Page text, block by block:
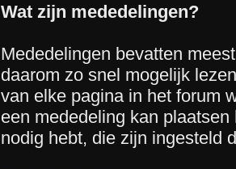
Wat zijn mededelingen?
Mededelingen bevatten
daarom zo snel mogelijk
van elke pagina in het forum
een mededeling kan
nodig hebt, die zijn ingesteld